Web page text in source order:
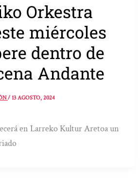
Orkestra
miércoles
dentro de
Andante
/13 AGOSTO, 2024
en Larreko Kultur Aretoa un